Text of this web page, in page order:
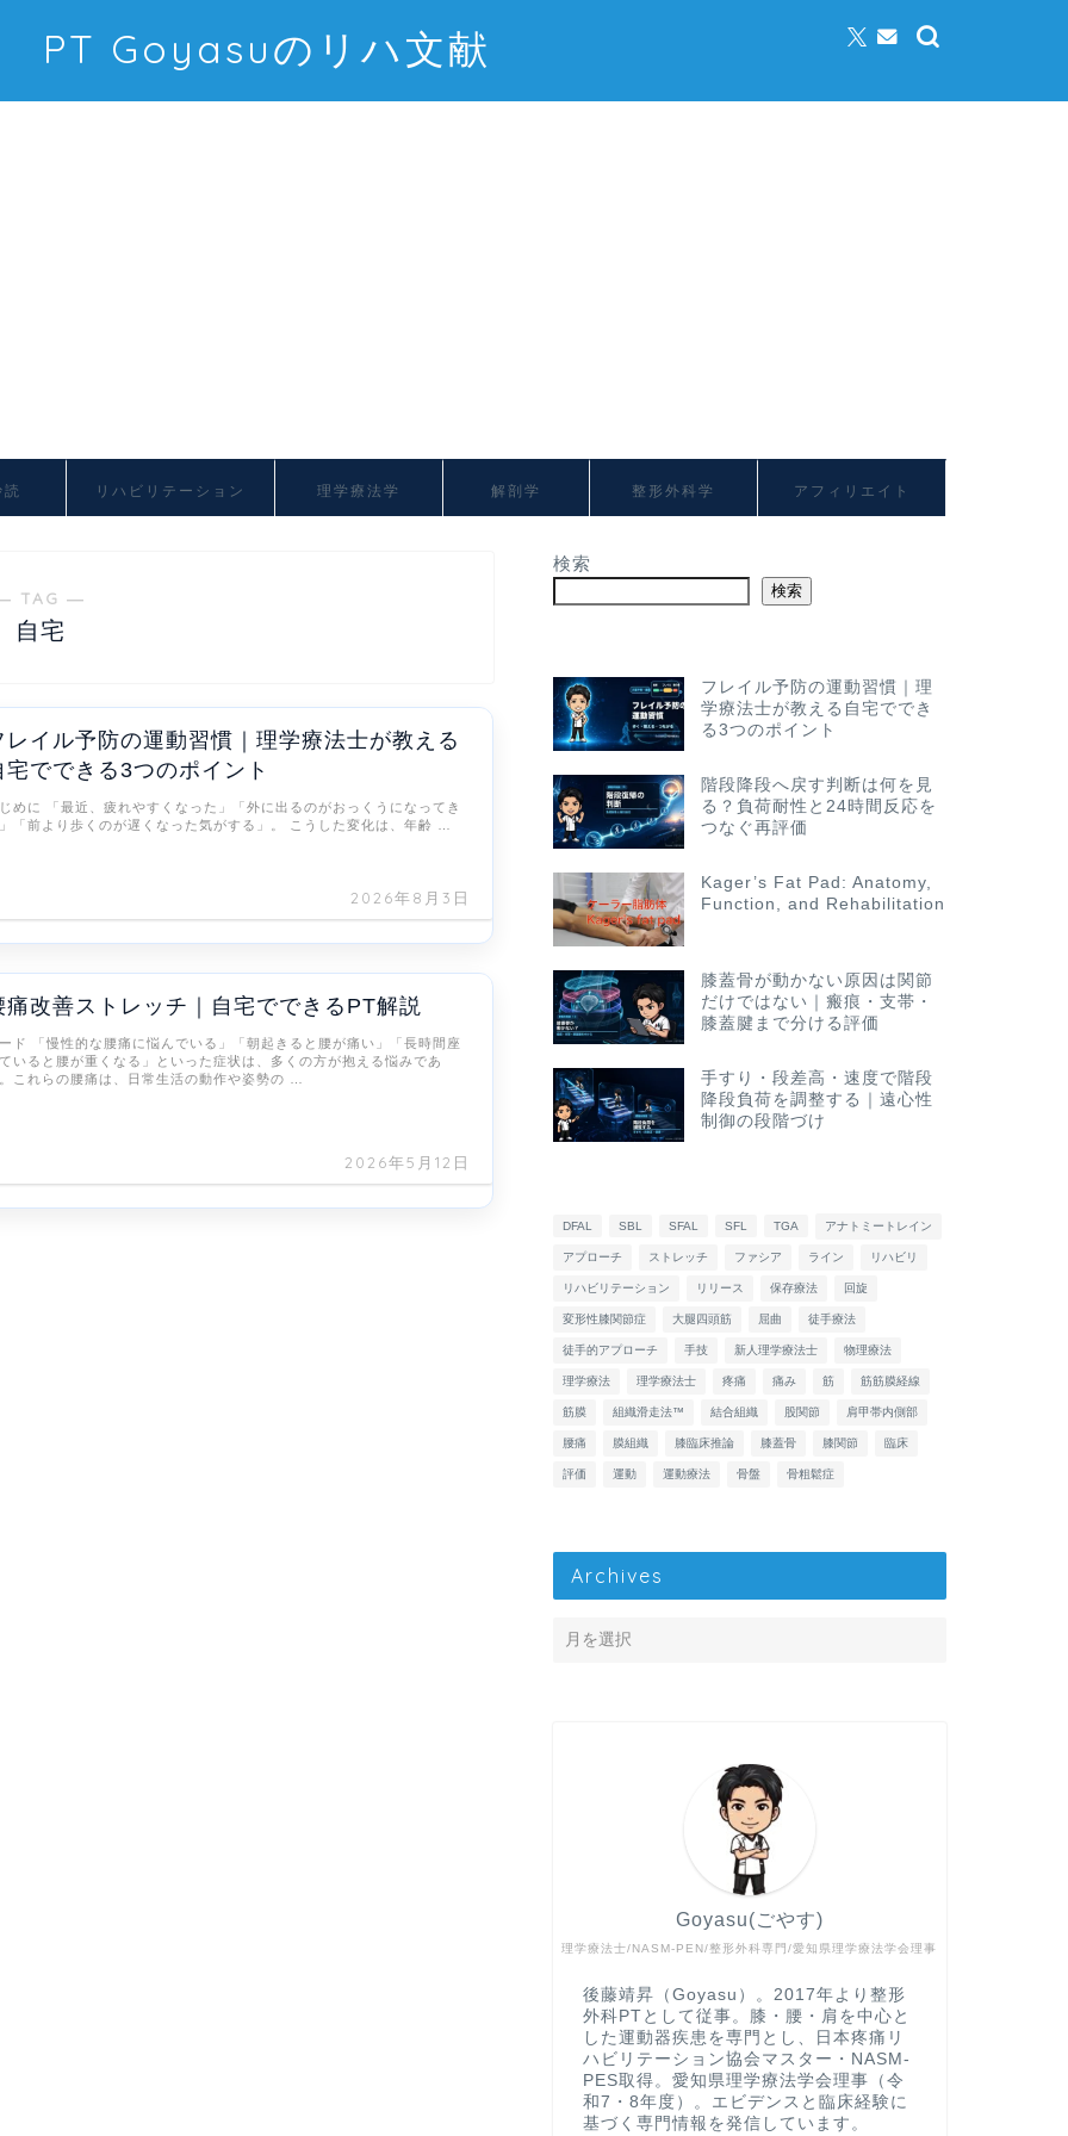
PT Goyasuのリハ文献
読 リハビリテーション 理学療法学 解剖学 整形外科学 アフィリエイト
TAG ―
自宅
レイル予防の運動習慣｜理学療法士が教える
宅でできる3つのポイント
2026年8月3日
めに 「最近、疲れやすくなった」「外に出るのがおっくうになってき
「前より歩くのが遅くなった気がする」。 こうした変化は、年齢 …
痛改善ストレッチ｜自宅でできるPT解説
2026年5月12日
ド 「慢性的な腰痛に悩んでいる」「朝起きると腰が痛い」「長時間座
いると腰が重くなる」といった症状は、多くの方が抱える悩みであ
これらの腰痛は、日常生活の動作や姿勢の …
検索
検索
フレイル予防の運動習慣｜理
学療法士が教える自宅ででき
る3つのポイント
階段降段へ戻す判断は何を見
る？負荷耐性と24時間反応を
つなぐ再評価
Kager’s Fat Pad: Anatomy,
Function, and Rehabilitation
膝蓋骨が動かない原因は関節
だけではない｜瘢痕・支帯・
膝蓋腱まで分ける評価
手すり・段差高・速度で階段
降段負荷を調整する｜遠心性
制御の段階づけ
DFAL SBL SFAL SFL TGA アナトミートレイン
アプローチ ストレッチ ファシア ライン リハビリ
リハビリテーション リリース 保存療法 回旋
変形性膝関節症 大腿四頭筋 屈曲 徒手療法
徒手的アプローチ 手技 新人理学療法士 物理療法
理学療法 理学療法士 疼痛 痛み 筋 筋筋膜経線
筋膜 組織滑走法™ 結合組織 股関節 肩甲帯内側部
腰痛 膜組織 膝臨床推論 膝蓋骨 膝関節 臨床
評価 運動 運動療法 骨盤 骨粗鬆症
Archives
理学療法士/NASM-PEN/整形外科専門/愛知県理学療法学会理事
Goyasu(ごやす)
後藤靖昇（Goyasu）。2017年より整形
外科PTとして従事。膝・腰・肩を中心と
した運動器疾患を専門とし、日本疼痛リ
ハビリテーション協会マスター・NASM-
PES取得。愛知県理学療法学会理事（令
和7・8年度）。エビデンスと臨床経験に
基づく専門情報を発信しています。